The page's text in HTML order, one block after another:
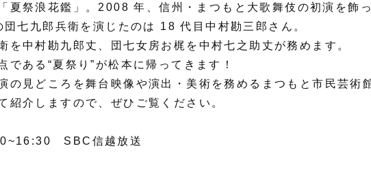
夏祭浪花鑑」。2008 年、信州・まつもと大歌舞伎の初演を飾
七九郎兵衛を演じたのは 18 代目中村勘三郎さん。
を中村勘九郎丈、
団七女房お梶を中村七之助丈が務めます。
である“夏祭り”が松本に帰ってきます！
の見どころを舞台映像や演出・美術を務めるまつもと市民芸術
紹介しますので、ぜひご覧ください。
SBC信越放送